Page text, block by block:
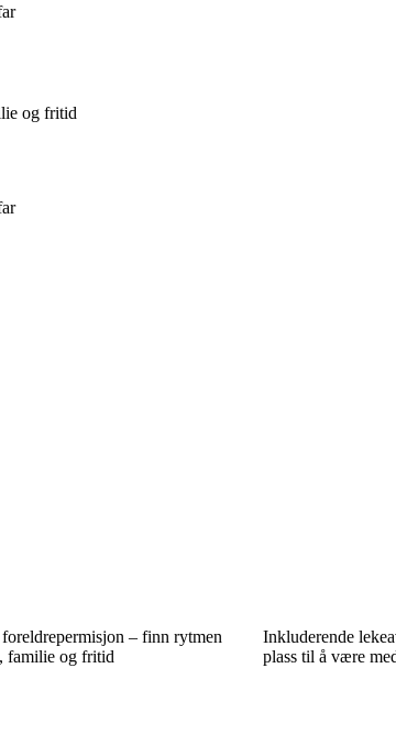
og fritid
– finn rytmen
familie og fritid
Inkluderende
plass til å være